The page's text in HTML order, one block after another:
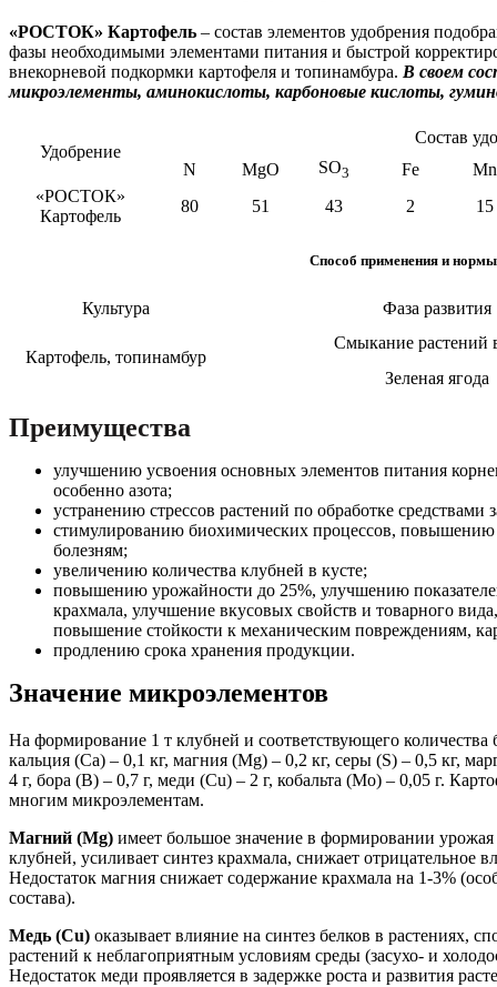
«РОСТОК» Картофель – состав элементов удобрения
фазы необходимыми элементами питания и быстрой
внекорневой подкормки картофеля и топинамбура. В своем
микроэлементы, аминокислоты, карбоновые кислоты,
Удобрение
Состав
N
MgO SО3 Fe
Mn
«РОСТОК»
Картофель
80 51 43 2 15
Способ применения и нормы
Культура Фаза развития
Картофель, топинамбур
Смыкание растений
Зеленая ягода
Преимущества
улучшению усвоения основных элементов питания
особенно азота;
устранению стрессов растений по обработке средствами
стимулированию биохимических процессов, повышению
болезням;
увеличению количества клубней в кусте;
повышению урожайности до 25%, улучшению
крахмала, улучшение вкусовых свойств и товарного
повышение стойкости к механическим повреждениям,
продлению срока хранения продукции.
Значение микроэлементов
На формирование 1 т клубней и соответствующего
кальция (Ca) – 0,1 кг, магния (Mg) – 0,2 кг, серы (S) – 0,5 кг,
4 г, бора (B) – 0,7 г, меди (Cu) – 2 г, кобальта (Мo) – 0,05 г.
многим микроэлементам.
Магний (Mg) имеет большое значение в формировании
клубней, усиливает синтез крахмала, снижает отрицательное
Недостаток магния снижает содержание крахмала на 1-3%
состава).
Медь (Cu) оказывает влияние на синтез белков в растениях,
растений к неблагоприятным условиям среды (засухо- и
Недостаток меди проявляется в задержке роста и развития